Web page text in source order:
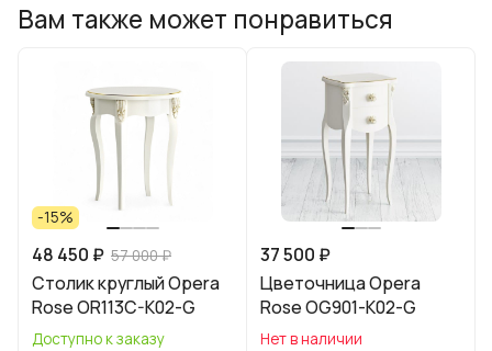
Вам также может понравиться
-15%
48 450 ₽ 57 000 ₽
Столик круглый Opera
Rose OR113C-K02-G
Доступно к заказу
37 500 ₽
Цветочница Opera
Rose OG901-K02-G
Нет в наличии